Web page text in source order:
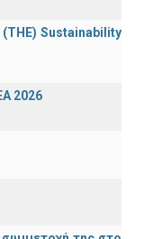
(ΤΗΕ) Sustainability
2026